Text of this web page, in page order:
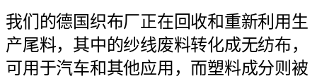
我们的德国织布厂正在回收和重新利用生
产尾料，其中的纱线废料转化成无纺布，
可用于汽车和其他应用，而塑料成分则被